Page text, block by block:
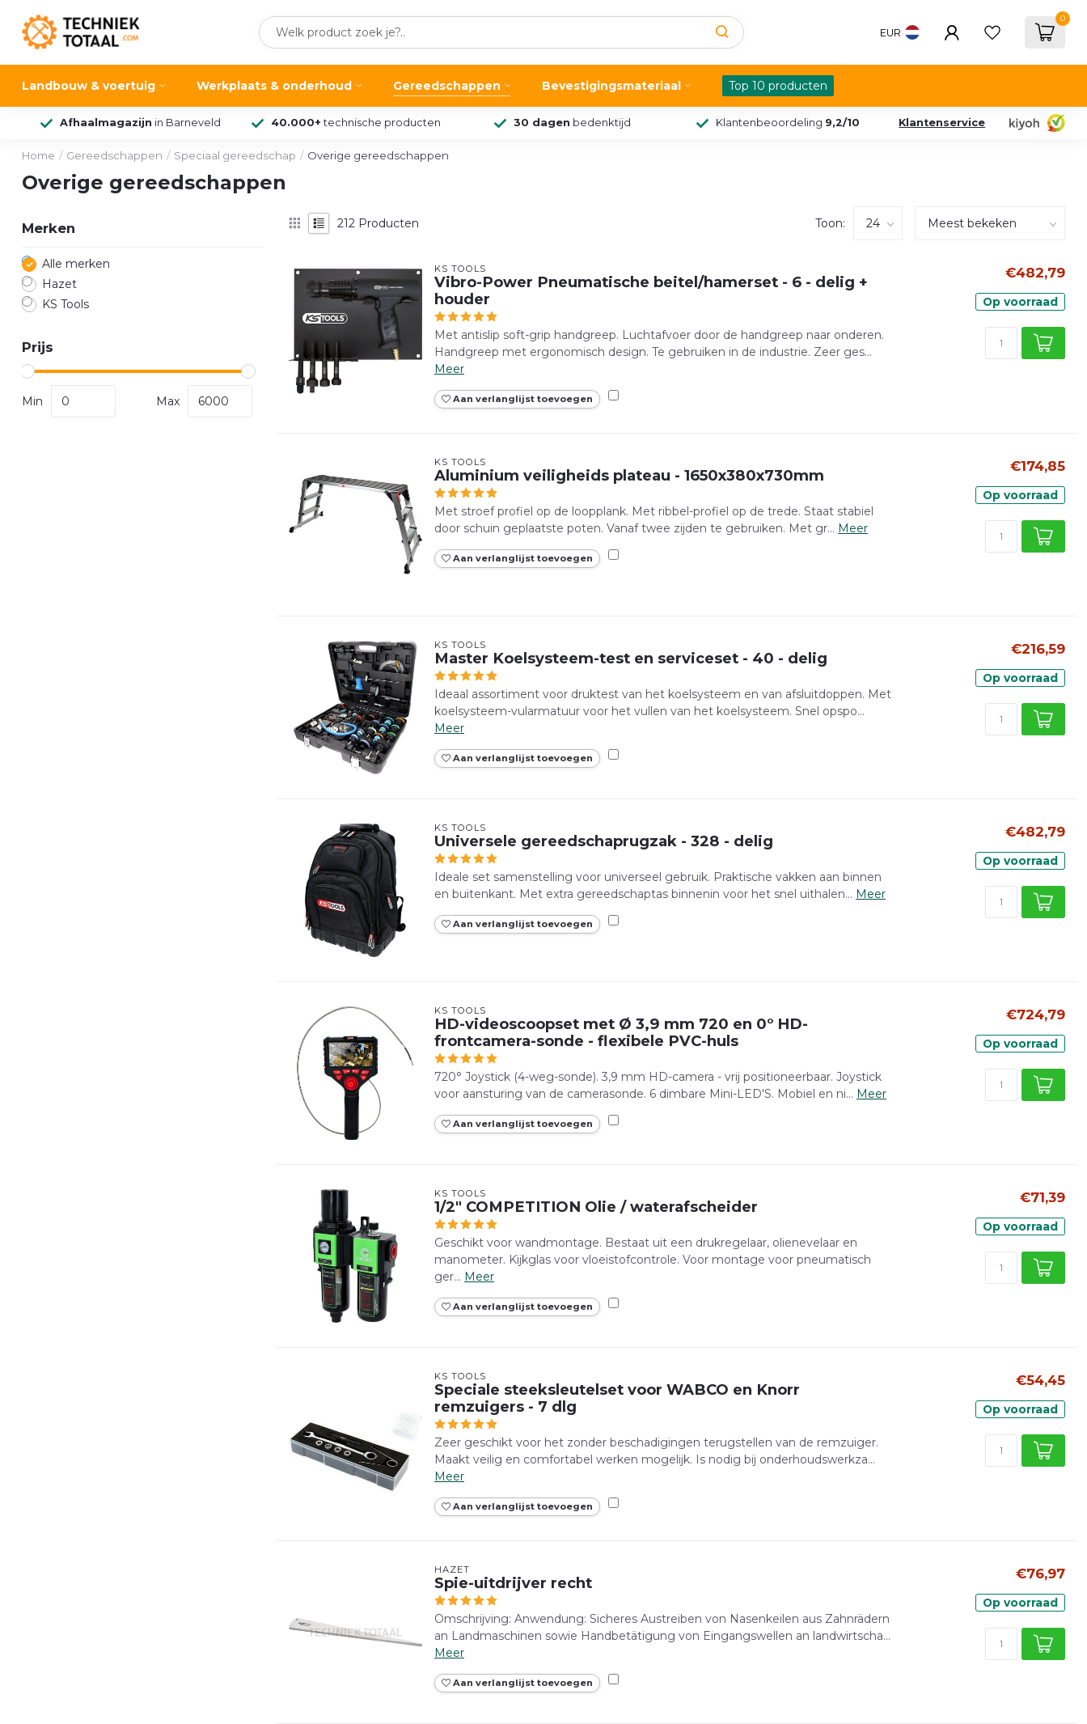
EUR
0
Landbouw & voertuig Werkplaats & onderhoud Gereedschappen Bevestigingsmateriaal Top 10 producten
Afhaalmagazijn in Barneveld 40.000+ technische producten 30 dagen bedenktijd Klantenbeoordeling 9,2/10 Klantenservice
Home / Gereedschappen / Speciaal gereedschap / Overige gereedschappen
Overige gereedschappen
Merken
Alle merken
Hazet
KS Tools
Prijs
Min Max
212 Producten Toon:
KS TOOLS
Vibro-Power Pneumatische beitel/hamerset - 6 - delig +
houder
Met antislip soft-grip handgreep. Luchtafvoer door de handgreep naar onderen.
Handgreep met ergonomisch design. Te gebruiken in de industrie. Zeer ges...
Meer
Aan verlanglijst toevoegen
€482,79
Op voorraad
KS TOOLS
Aluminium veiligheids plateau - 1650x380x730mm
Met stroef profiel op de loopplank. Met ribbel-profiel op de trede. Staat stabiel
door schuin geplaatste poten. Vanaf twee zijden te gebruiken. Met gr... Meer
Aan verlanglijst toevoegen
€174,85
Op voorraad
KS TOOLS
Master Koelsysteem-test en serviceset - 40 - delig
Ideaal assortiment voor druktest van het koelsysteem en van afsluitdoppen. Met
koelsysteem-vularmatuur voor het vullen van het koelsysteem. Snel opspo...
Meer
Aan verlanglijst toevoegen
€216,59
Op voorraad
KS TOOLS
Universele gereedschaprugzak - 328 - delig
Ideale set samenstelling voor universeel gebruik. Praktische vakken aan binnen
en buitenkant. Met extra gereedschaptas binnenin voor het snel uithalen... Meer
Aan verlanglijst toevoegen
€482,79
Op voorraad
KS TOOLS
HD-videoscoopset met Ø 3,9 mm 720 en 0° HD-
frontcamera-sonde - flexibele PVC-huls
720° Joystick (4-weg-sonde). 3,9 mm HD-camera - vrij positioneerbaar. Joystick
voor aansturing van de camerasonde. 6 dimbare Mini-LED'S. Mobiel en ni... Meer
Aan verlanglijst toevoegen
€724,79
Op voorraad
KS TOOLS
1/2" COMPETITION Olie / waterafscheider
Geschikt voor wandmontage. Bestaat uit een drukregelaar, olienevelaar en
manometer. Kijkglas voor vloeistofcontrole. Voor montage voor pneumatisch
ger... Meer
Aan verlanglijst toevoegen
€71,39
Op voorraad
KS TOOLS
Speciale steeksleutelset voor WABCO en Knorr
remzuigers - 7 dlg
Zeer geschikt voor het zonder beschadigingen terugstellen van de remzuiger.
Maakt veilig en comfortabel werken mogelijk. Is nodig bij onderhoudswerkza...
Meer
Aan verlanglijst toevoegen
€54,45
Op voorraad
HAZET
Spie-uitdrijver recht
Omschrijving: Anwendung: Sicheres Austreiben von Nasenkeilen aus Zahnrädern
an Landmaschinen sowie Handbetätigung von Eingangswellen an landwirtscha...
Meer
Aan verlanglijst toevoegen
€76,97
Op voorraad